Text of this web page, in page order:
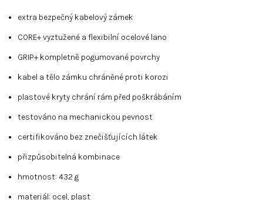
extra bezpečný kabelový zámek
CORE+ vyztužené a flexibilní ocelové lano
GRIP+ kompletně pogumované povrchy
kabel a tělo zámku chráněné proti korozi
plastové kryty chrání rám před poškrábáním
testováno na mechanickou pevnost
certifikováno bez znečišťujících látek
přizpůsobitelná kombinace
hmotnost: 432 g
materiál: ocel, plast